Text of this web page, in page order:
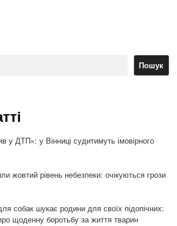
Пошук
у ДТП»: у Вінниці судитимуть імовірного
жовтий рівень небезпеки: очікуються грози
собак шукає родини для своїх підопічних:
щоденну боротьбу за життя тварин